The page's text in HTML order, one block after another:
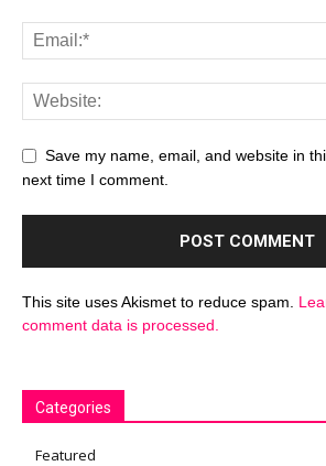
Save my name, email, and website in
next time I comment.
This site uses Akismet to reduce spam.
comment data is processed.
Categories
Featured